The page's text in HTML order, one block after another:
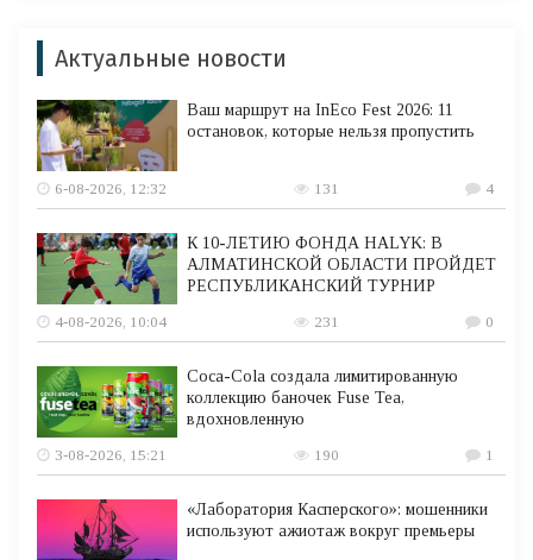
Актуальные новости
Ваш маршрут на InEco Fest 2026: 11
остановок, которые нельзя пропустить
6-08-2026, 12:32 131 4
К 10-ЛЕТИЮ ФОНДА HALYK: В
АЛМАТИНСКОЙ ОБЛАСТИ ПРОЙДЕТ
РЕСПУБЛИКАНСКИЙ ТУРНИР
4-08-2026, 10:04
231 0
Coca-Cola создала лимитированную
коллекцию баночек Fuse Tea,
вдохновленную
3-08-2026, 15:21
190 1
«Лаборатория Касперского»: мошенники
используют ажиотаж вокруг премьеры